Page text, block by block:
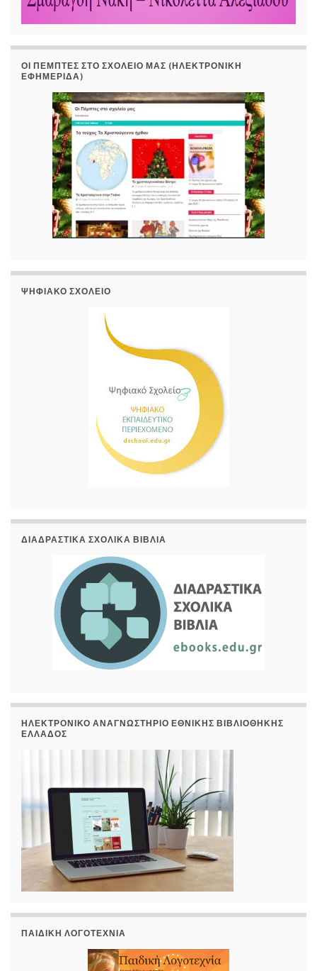
ΟΙ ΠΈΜΠΤΕΣ ΣΤΟ ΣΧΟΛΕΊΟ ΜΑΣ (ΗΛΕΚΤΡΟΝΙΚΉ
ΕΦΗΜΕΡΊΔΑ)
ΨΗΦΙΑΚΌ ΣΧΟΛΕΊΟ
ΔΙΑΔΡΑΣΤΙΚΆ ΣΧΟΛΙΚΆ ΒΙΒΛΊΑ
ΗΛΕΚΤΡΟΝΙΚΌ ΑΝΑΓΝΩΣΤΉΡΙΟ ΕΘΝΙΚΉΣ ΒΙΒΛΙΟΘΉΚΗΣ
ΕΛΛΆΔΟΣ
ΠΑΙΔΙΚΉ ΛΟΓΟΤΕΧΝΊΑ